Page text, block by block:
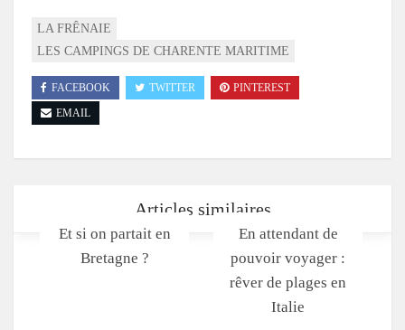
LA FRÊNAIE
LES CAMPINGS DE CHARENTE MARITIME
FACEBOOK TWITTER
PINTEREST
EMAIL
Articles similaires
Et si on partait en
Bretagne ?
En attendant de
pouvoir voyager :
rêver de plages en
Italie